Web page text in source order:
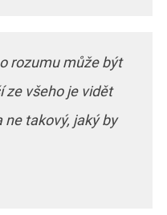
rozumu může být
ze všeho je vidět
ne takový, jaký by